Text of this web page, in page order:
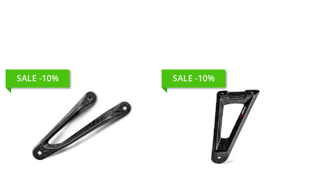
SALE -10% SALE -10%